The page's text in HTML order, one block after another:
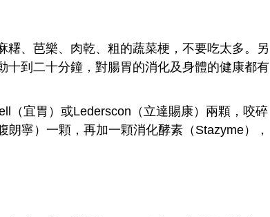
、芭樂、肉乾、粗的蔬菜梗，不要吃太多。另
十到二十分鐘，對腸胃的消化及身體的健康都有
（宜胃）或Lederscon（立達賜康）兩顆，咬碎
寧）一顆，再加一顆消化酵素（Stazyme），